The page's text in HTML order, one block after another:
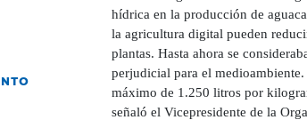
hídrica en la producción de
la agricultura digital pueden
plantas. Hasta ahora se
perjudicial para el
máximo de 1.250 litros por
señaló el Vicepresidente de la